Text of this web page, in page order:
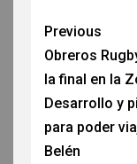
Previous
Obreros
la final en la
Desarrollo y
para poder
Belén